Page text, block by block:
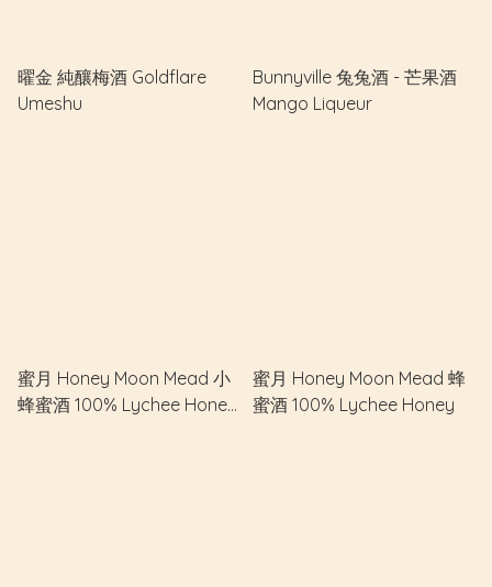
曜金 純釀梅酒 Goldflare
Umeshu
Bunnyville 兔兔酒 - 芒果酒
Mango Liqueur
蜜月 Honey Moon Mead 小
蜂蜜酒 100% Lychee Honey
蜜月 Honey Moon Mead 蜂
蜜酒 100% Lychee Honey